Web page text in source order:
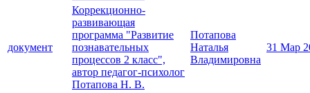
документ
Коррекционно-
развивающая
программа "Развитие
познавательных
процессов 2 класс",
автор педагог-психолог
Потапова Н. В.
Потапова
Наталья
Владимировна
31 Мар